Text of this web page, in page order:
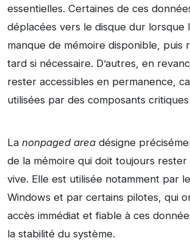
essentielles. Certaines de ces
déplacées vers le disque dur lorsque
manque de mémoire disponible, puis
tard si nécessaire. D’autres, en
rester accessibles en permanence,
utilisées par des composants
La nonpaged area désigne
de la mémoire qui doit toujours rester
vive. Elle est utilisée notamment par
Windows et par certains pilotes, qui
accès immédiat et fiable à ces
la stabilité du système.